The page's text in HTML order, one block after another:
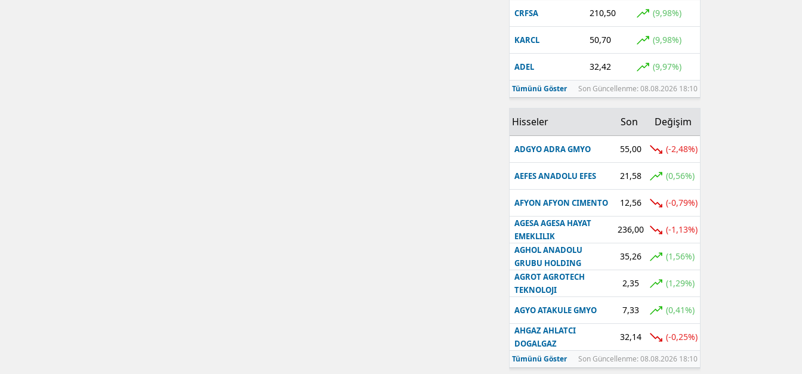
CRFSA 210,50 (9,98%)
KARCL 50,70 (9,98%)
ADEL 32,42 (9,97%)
Tümünü Göster Son Güncellenme: 08.08.2026 18:10
Hisseler Son Değişim
ADGYO ADRA GMYO 55,00 (-2,48%)
AEFES ANADOLU EFES 21,58 (0,56%)
AFYON AFYON CIMENTO 12,56 (-0,79%)
AGESA AGESA HAYAT
EMEKLILIK
236,00 (-1,13%)
AGHOL ANADOLU
GRUBU HOLDING
35,26 (1,56%)
AGROT AGROTECH
TEKNOLOJI
2,35 (1,29%)
AGYO ATAKULE GMYO 7,33 (0,41%)
AHGAZ AHLATCI
DOGALGAZ
32,14 (-0,25%)
Tümünü Göster Son Güncellenme: 08.08.2026 18:10